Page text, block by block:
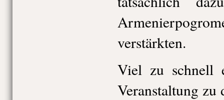
verstärkten.
Viel zu schnell
Veranstaltung zu